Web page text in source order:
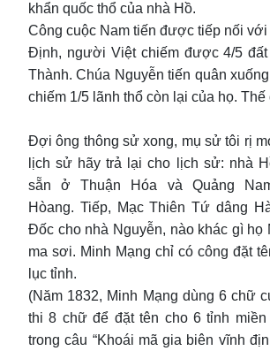
khẩn quốc thổ của nhà Hồ.
Công cuộc Nam tiến được tiếp nối
Định, người Việt chiếm được 4/5
Thành. Chúa Nguyễn tiến quân
chiếm 1/5 lãnh thổ còn lại của họ. Thế
Đợi ông thông sử xong, mụ sử tôi rị
lịch sử hãy trả lại cho lịch sử: nhà
sẵn ở Thuận Hóa và Quảng
Hòang. Tiếp, Mạc Thiên Tứ dâng
Đốc cho nhà Nguyễn, nào khác gì họ
ma sơi. Minh Mạng chỉ có công đặt
lục tỉnh.
(Năm 1832, Minh Mạng dùng 6 chữ
thi 8 chữ để đặt tên cho 6 tỉnh
trong câu “Khoái mã gia biên vĩnh